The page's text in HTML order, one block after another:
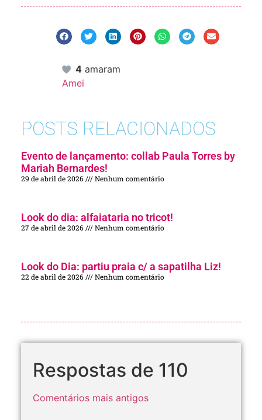
4 amaram
Amei
POSTS RELACIONADOS
Evento de lançamento: collab Paula Torres by
Mariah Bernardes!
29 de abril de 2026 Nenhum comentário
Look do dia: alfaiataria no tricot!
27 de abril de 2026 Nenhum comentário
Look do Dia: partiu praia c/ a sapatilha Liz!
22 de abril de 2026 Nenhum comentário
Respostas de 110
Comentários mais antigos